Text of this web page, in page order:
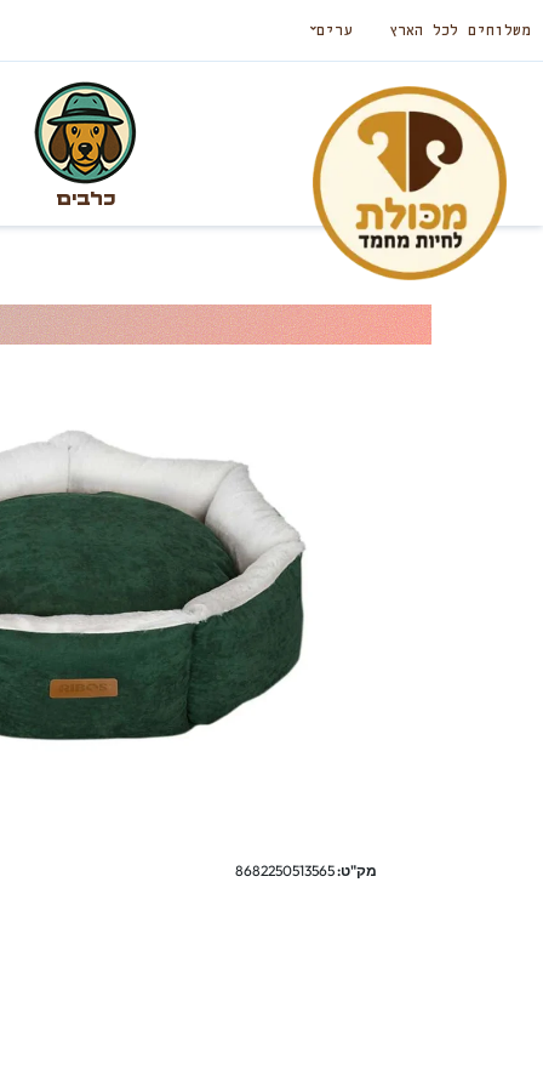
משלוחים לכל הארץ ערים
כלבים
מק"ט:8682250513565